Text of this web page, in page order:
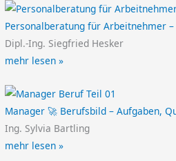
Personalberatung für Arbeitnehmer
Dipl.-Ing. Siegfried Hesker
mehr lesen »
Manager 🚀 Berufsbild – Aufgaben,
Ing. Sylvia Bartling
mehr lesen »